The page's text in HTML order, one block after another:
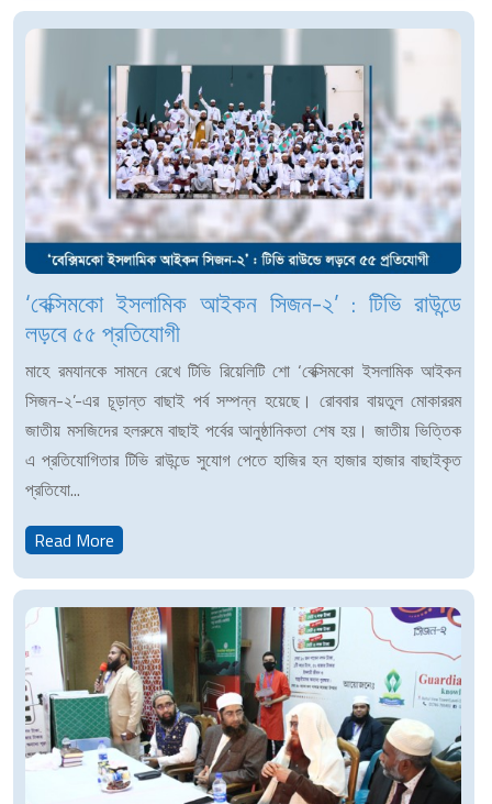
‘বেক্সিমকো ইসলামিক আইকন সিজন-২’ : টিভি রাউন্ডে
লড়বে ৫৫ প্রতিযোগী
মাহে রমযানকে সামনে রেখে টিভি রিয়েলিটি শো ‘বেক্সিমকো ইসলামিক আইকন
সিজন-২’-এর চূড়ান্ত বাছাই পর্ব সম্পন্ন হয়েছে। রোববার বায়তুল মোকাররম
জাতীয় মসজিদের হলরুমে বাছাই পর্বের আনুষ্ঠানিকতা শেষ হয়। জাতীয় ভিত্তিক
এ প্রতিযোগিতার টিভি রাউন্ডে সুযোগ পেতে হাজির হন হাজার হাজার বাছাইকৃত
প্রতিযো...
Read More